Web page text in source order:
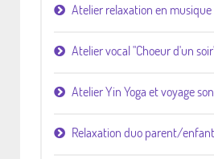
Atelier relaxation en musique
Atelier vocal "Choeur d'un
Atelier Yin Yoga et voyage
Relaxation duo parent/